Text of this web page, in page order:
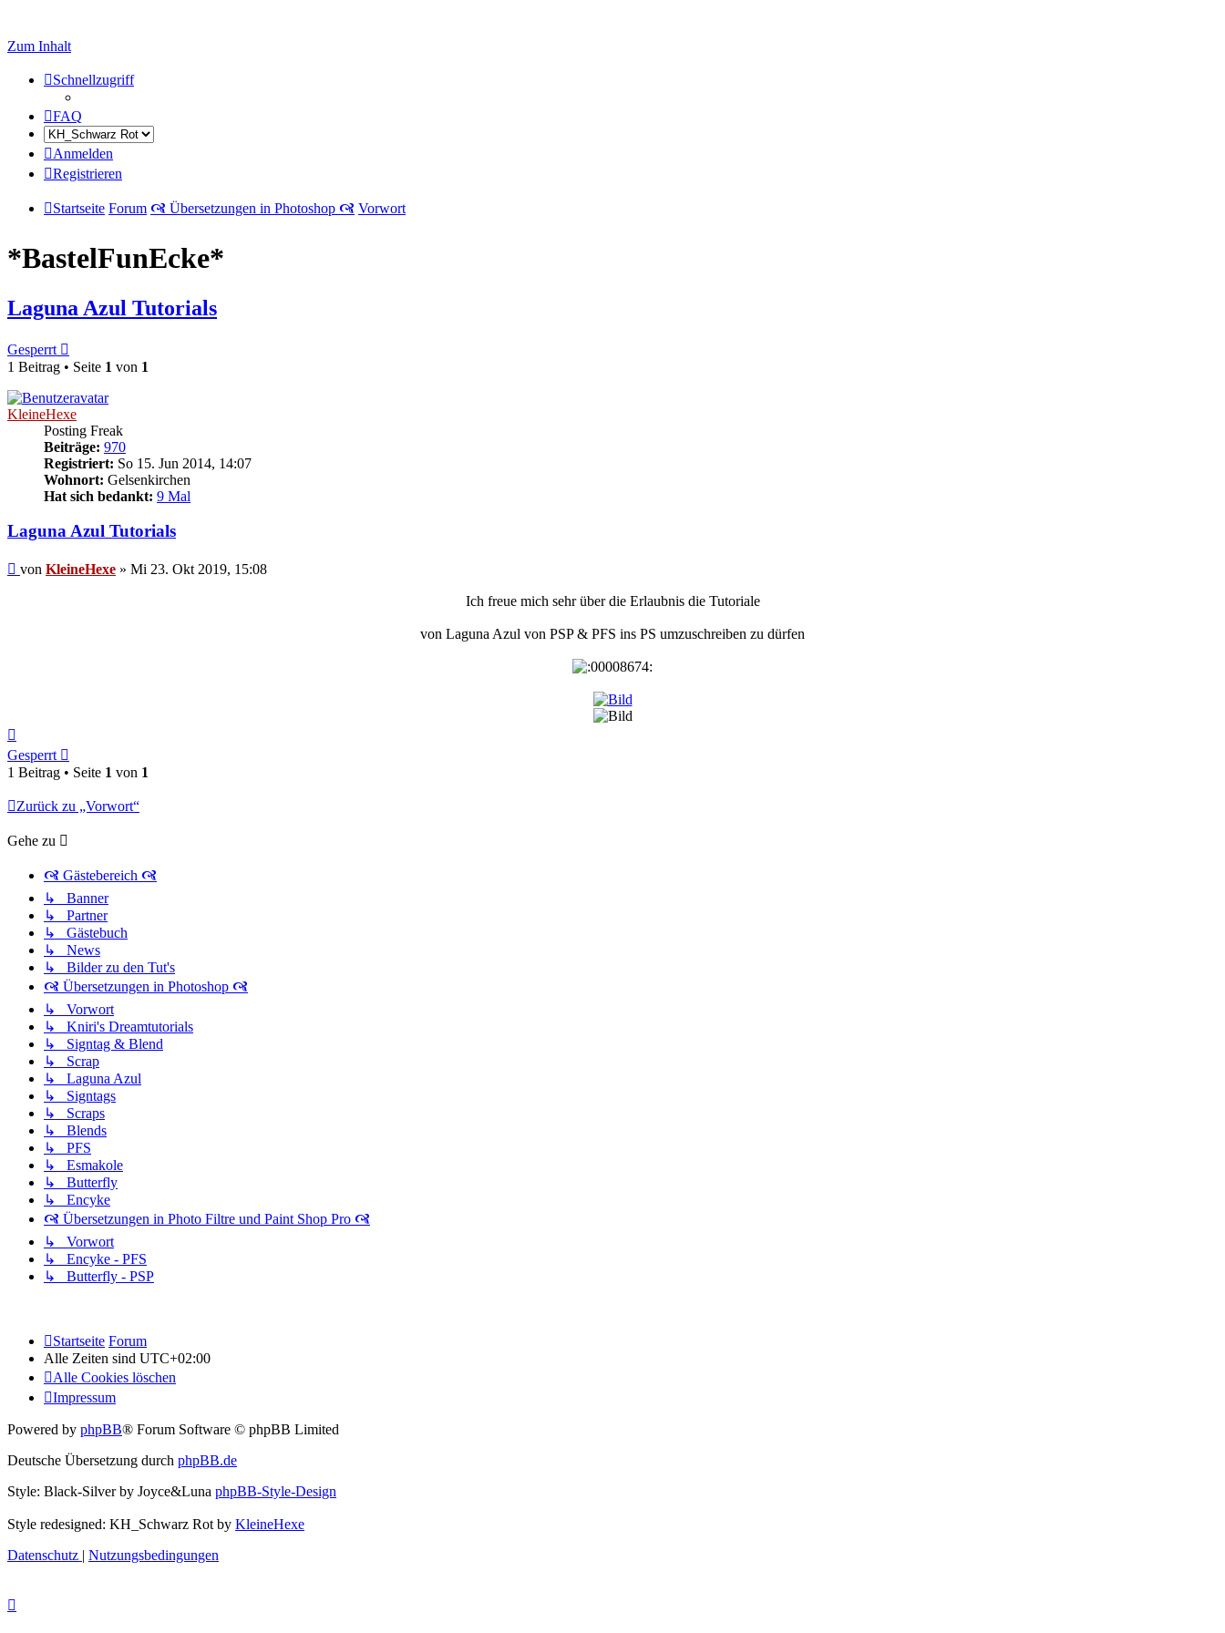
Zum Inhalt
Schnellzugriff
FAQ
Anmelden
Registrieren
Startseite Forum 🙧 Übersetzungen in Photoshop 🙧 Vorwort
*BastelFunEcke*
Laguna Azul Tutorials
Gesperrt
1 Beitrag • Seite 1 von 1
KleineHexe
Posting Freak
Beiträge: 970
Registriert: So 15. Jun 2014, 14:07
Wohnort: Gelsenkirchen
Hat sich bedankt: 9 Mal
Laguna Azul Tutorials
Beitrag
von KleineHexe » Mi 23. Okt 2019, 15:08
Ich freue mich sehr über die Erlaubnis die Tutoriale
von Laguna Azul von PSP & PFS ins PS umzuschreiben zu dürfen
:
oben
Gesperrt
1 Beitrag • Seite 1 von 1
Zurück zu „Vorwort“
Gehe zu
🙧 Gästebereich 🙧
↳ Banner
↳ Partner
↳ Gästebuch
↳ News
↳ Bilder zu den Tut's
🙧 Übersetzungen in Photoshop 🙧
↳ Vorwort
↳ Kniri's Dreamtutorials
↳ Signtag & Blend
↳ Scrap
↳ Laguna Azul
↳ Signtags
↳ Scraps
↳ Blends
↳ PFS
↳ Esmakole
↳ Butterfly
↳ Encyke
🙧 Übersetzungen in Photo Filtre und Paint Shop Pro 🙧
↳ Vorwort
↳ Encyke - PFS
↳ Butterfly - PSP
Startseite Forum
Alle Zeiten sind UTC+02:00
Alle Cookies löschen
Impressum
Powered by phpBB® Forum Software © phpBB Limited
Deutsche Übersetzung durch phpBB.de
Style: Black-Silver by Joyce&Luna phpBB-Style-Design
Style redesigned: KH_Schwarz Rot by KleineHexe
Datenschutz | Nutzungsbedingungen